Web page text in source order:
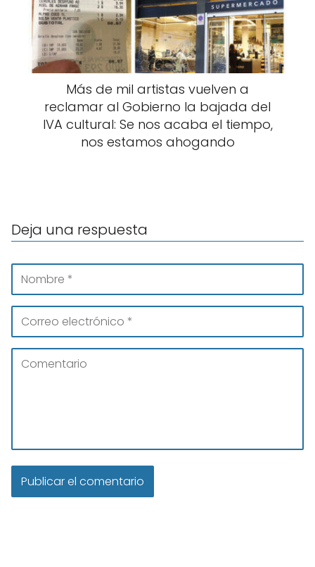
Más de mil artistas vuelven a
reclamar al Gobierno la bajada del
IVA cultural: Se nos acaba el tiempo,
nos estamos ahogando
Deja una respuesta